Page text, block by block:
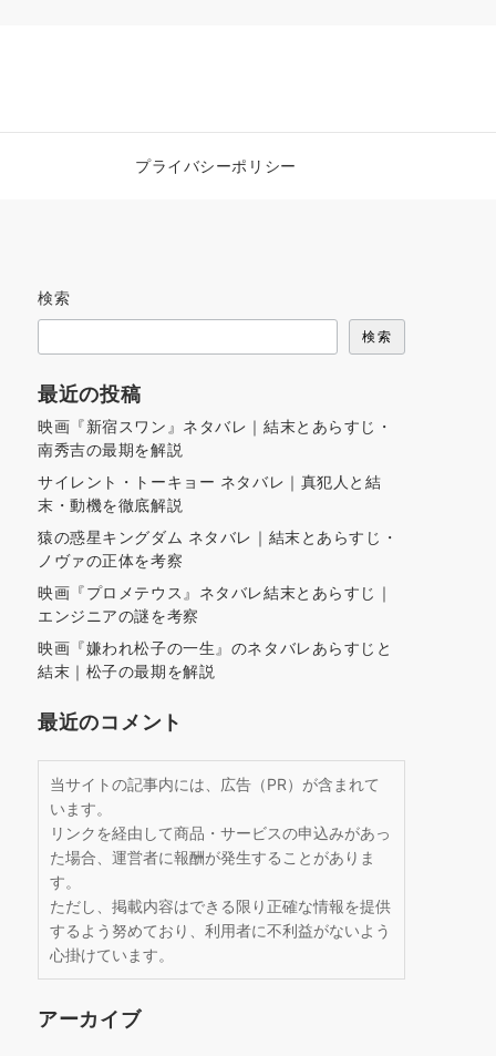
プライバシーポリシー
検索
検索
最近の投稿
映画『新宿スワン』ネタバレ｜結末とあらすじ・
南秀吉の最期を解説
サイレント・トーキョー ネタバレ｜真犯人と結
末・動機を徹底解説
猿の惑星キングダム ネタバレ｜結末とあらすじ・
ノヴァの正体を考察
映画『プロメテウス』ネタバレ結末とあらすじ｜
エンジニアの謎を考察
映画『嫌われ松子の一生』のネタバレあらすじと
結末｜松子の最期を解説
最近のコメント
当サイトの記事内には、広告（PR）が含まれて
います。
リンクを経由して商品・サービスの申込みがあっ
た場合、運営者に報酬が発生することがありま
す。
ただし、掲載内容はできる限り正確な情報を提供
するよう努めており、利用者に不利益がないよう
心掛けています。
アーカイブ